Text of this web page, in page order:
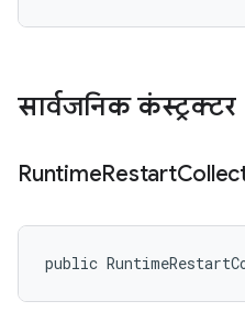
सार्वजनिक कंस्ट्रक्टर
RuntimeRestart
public